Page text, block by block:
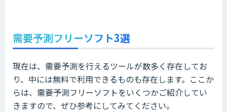
需要予測フリーソフト3選
現在は、需要予測を行えるツールが数多く存在してお
り、中には無料で利用できるものも存在します。ここか
らは、需要予測フリーソフトをいくつかご紹介してい
きますので、ぜひ参考にしてみてください。